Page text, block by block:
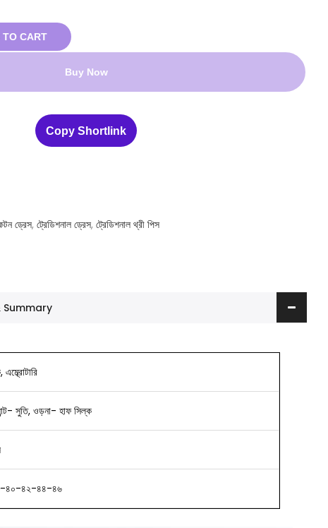
TO CART
Buy Now
Copy Shortlink
ড্রেস, ট্রেডিশনাল ড্রেস, ট্রেডিশনাল থ্রী পিস
সুতি, ওড়না- হাফ সিল্ক
৪০-৪২-৪৪-৪৬